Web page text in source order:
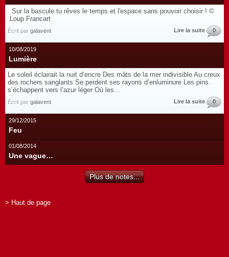
Sur la bascule tu rêves le temps et l'espace sans pouvoir choisir ! ©
Loup Francart
Écrit par galavent Lire la suite 0
10/08/2019
Lumière
Le soleil éclairait la nuit d’encre Des mâts de la mer indivisible Au creux
des rochers sanglants Se perdent ses rayons d’enluminure Les pins
s’échappent vers l’azur léger Où les...
Écrit par galavent Lire la suite 0
29/12/2015
Feu
01/08/2014
Une vague…
Plus de notes...
> Haut de page